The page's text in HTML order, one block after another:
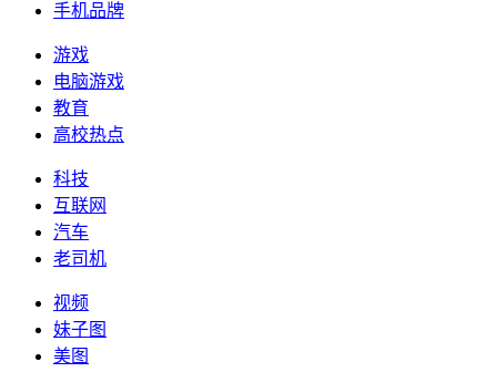
手机品牌
游戏
电脑游戏
教育
高校热点
科技
互联网
汽车
老司机
视频
妹子图
美图